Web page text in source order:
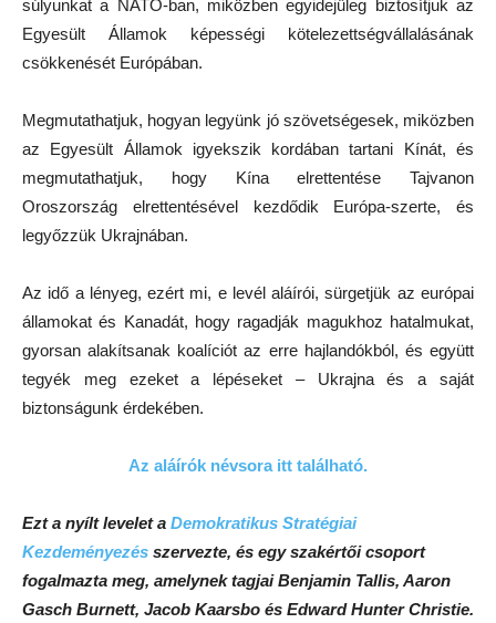
súlyunkat a NATO-ban, miközben egyidejűleg biztosítjuk az
Egyesült Államok képességi kötelezettségvállalásának
csökkenését Európában.
Megmutathatjuk, hogyan legyünk jó szövetségesek, miközben
az Egyesült Államok igyekszik kordában tartani Kínát, és
megmutathatjuk, hogy Kína elrettentése Tajvanon
Oroszország elrettentésével kezdődik Európa-szerte, és
legyőzzük Ukrajnában.
Az idő a lényeg, ezért mi, e levél aláírói, sürgetjük az európai
államokat és Kanadát, hogy ragadják magukhoz hatalmukat,
gyorsan alakítsanak koalíciót az erre hajlandókból, és együtt
tegyék meg ezeket a lépéseket – Ukrajna és a saját
biztonságunk érdekében.
Az aláírók névsora itt található.
Ezt a nyílt levelet a Demokratikus Stratégiai
Kezdeményezés szervezte, és egy szakértői csoport
fogalmazta meg, amelynek tagjai Benjamin Tallis, Aaron
Gasch Burnett, Jacob Kaarsbo és Edward Hunter Christie.